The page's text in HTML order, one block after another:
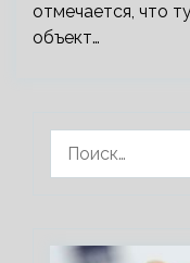
отмечается, что
объект…